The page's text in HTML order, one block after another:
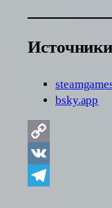
bsky.app
Copy
Link
VK